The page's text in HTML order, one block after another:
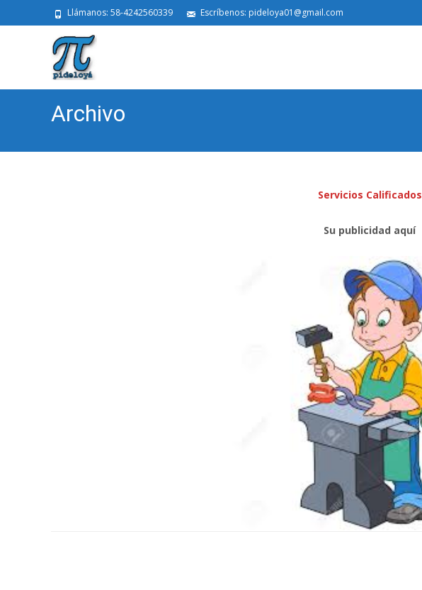
Llámanos: 58-4242560339 Escríbenos: pideloya01@gmail.com
Archivo
Servicios Calificados
Su publicidad aquí